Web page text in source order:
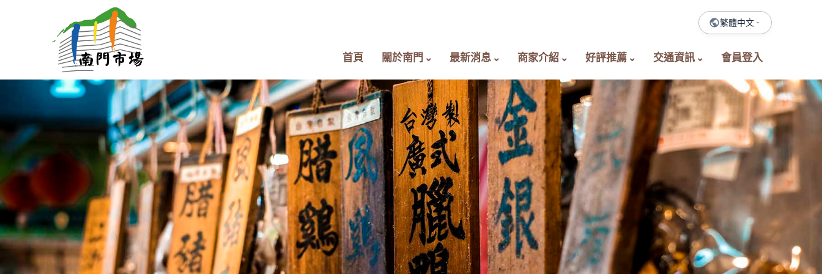
繁體中文
首頁 關於南門 最新消息 商家介紹 好評推薦 交通資訊 會員登入